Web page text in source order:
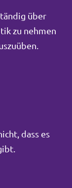
über
zu nehmen
dass es